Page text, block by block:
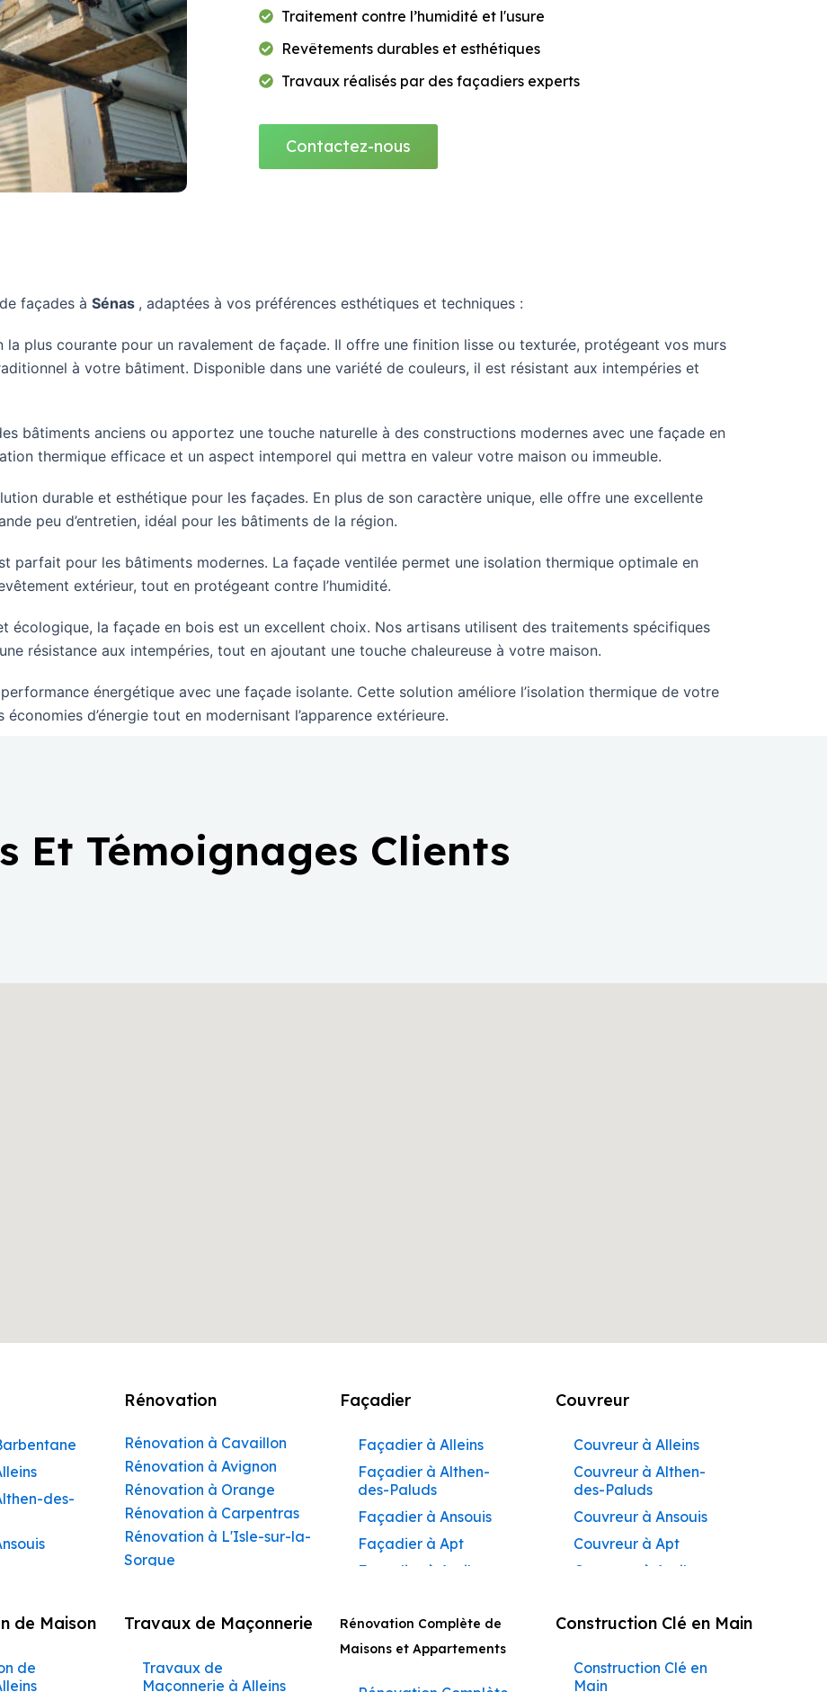
Traitement contre l’humidité et l'usure
Revêtements durables et esthétiques
Travaux réalisés par des façadiers experts
Contactez-nous
façades à Sénas , adaptées à vos préférences esthétiques et techniques :
la plus courante pour un ravalement de façade. Il offre une finition lisse ou texturée, protégeant vos murs
à votre bâtiment. Disponible dans une variété de couleurs, il est résistant aux intempéries et
bâtiments anciens ou apportez une touche naturelle à des constructions modernes avec une façade en
thermique efficace et un aspect intemporel qui mettra en valeur votre maison ou immeuble.
durable et esthétique pour les façades. En plus de son caractère unique, elle offre une excellente
peu d’entretien, idéal pour les bâtiments de la région.
parfait pour les bâtiments modernes. La façade ventilée permet une isolation thermique optimale en
extérieur, tout en protégeant contre l’humidité.
écologique, la façade en bois est un excellent choix. Nos artisans utilisent des traitements spécifiques
résistance aux intempéries, tout en ajoutant une touche chaleureuse à votre maison.
énergétique avec une façade isolante. Cette solution améliore l’isolation thermique de votre
d’énergie tout en modernisant l’apparence extérieure.
Et Témoignages Clients
des-
Rénovation
Rénovation à Cavaillon
Rénovation à Avignon
Rénovation à Orange
Rénovation à Carpentras
Rénovation à L'Isle-sur-la-
Sorgue
Rénovation à Sorgues
Rénovation à Vaison-la-
Façadier
Façadier à Alleins
Façadier à Althen-
des-Paluds
Façadier à Ansouis
Façadier à Apt
Façadier à Auribeau
Façadier à
AvignonFaçadier à
Barbentane
Couvreur
Couvreur à Alleins
Couvreur à Althen-
des-Paluds
Couvreur à Ansouis
Couvreur à Apt
Couvreur à Auribeau
Couvreur à Avignon
Barbentane
de Maison
de
Travaux de Maçonnerie
Travaux de
Maçonnerie à Alleins
Rénovation Complète de
Maisons et Appartements
Construction Clé en Main
Construction Clé en
Main